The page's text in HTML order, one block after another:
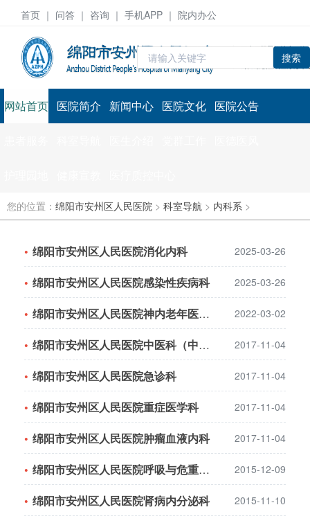
首页 ｜ 问答 ｜ 咨询 ｜ 手机APP ｜ 院内办公
搜索
网站首页 医院简介 新闻中心 医院文化 医院公告
您的位置： 绵阳市安州区人民医院 > 科室导航 > 内科系 >
绵阳市安州区人民医院消化内科 2025-03-26
绵阳市安州区人民医院感染性疾病科 2025-03-26
绵阳市安州区人民医院神内老年医学科 2022-03-02
绵阳市安州区人民医院中医科（中医针炙科、肛肠科） 2017-11-04
绵阳市安州区人民医院急诊科 2017-11-04
绵阳市安州区人民医院重症医学科 2017-11-04
绵阳市安州区人民医院肿瘤血液内科 2017-11-04
绵阳市安州区人民医院呼吸与危重症医学科 2015-12-09
绵阳市安州区人民医院肾病内分泌科 2015-11-10